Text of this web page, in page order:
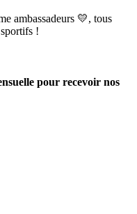
ambassadeurs 💛, tous
!
pour recevoir nos